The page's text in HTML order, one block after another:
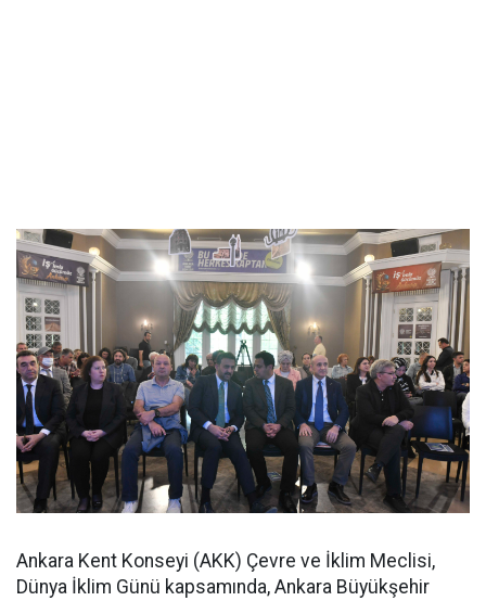
Ankara Kent Konseyi (AKK) Çevre ve İklim Meclisi,
Dünya İklim Günü kapsamında, Ankara Büyükşehir